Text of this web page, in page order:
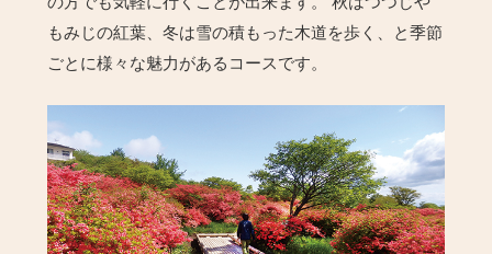
もみじの紅葉、冬は雪の積もった木道を歩く、と季節
ごとに様々な魅力があるコースです。